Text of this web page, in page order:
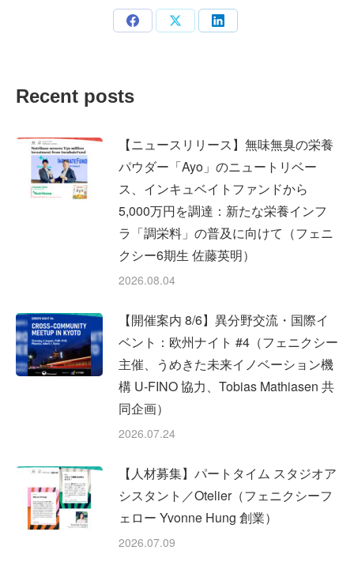
Share Share Share
Recent posts
【ニュースリリース】無味無臭の栄養
パウダー「Ayo」のニュートリベー
ス、インキュベイトファンドから
5,000万円を調達：新たな栄養インフ
ラ「調栄料」の普及に向けて（フェニ
クシー6期生 佐藤英明）
2026.08.04
【開催案内 8/6】異分野交流・国際イ
ベント：欧州ナイト #4（フェニクシー
主催、うめきた未来イノベーション機
構 U-FINO 協力、Tobias Mathiasen 共
同企画）
2026.07.24
【人材募集】パートタイム スタジオア
シスタント／Otelier（フェニクシーフ
ェロー Yvonne Hung 創業）
2026.07.09